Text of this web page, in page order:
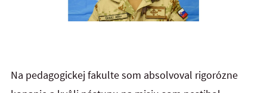
Na pedagogickej fakulte som absolvoval rigorózne